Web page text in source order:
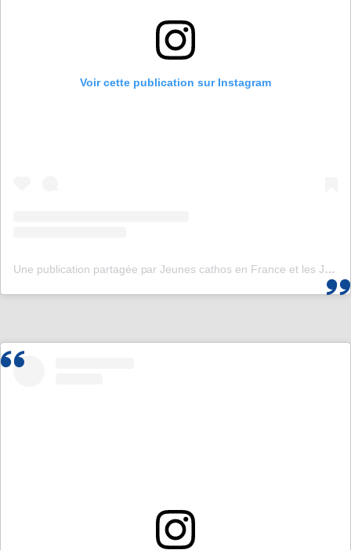
Voir cette publication sur Instagram
Une publication partagée par Jeunes cathos en France et les JMJ de Corée 2027 (@jeunescathos_fr)